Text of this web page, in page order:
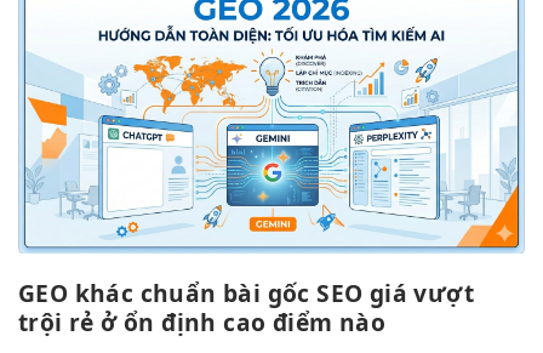
GEO khác chuẩn bài gốc SEO giávượt
trội rẻ ởổn định cao điểm nào